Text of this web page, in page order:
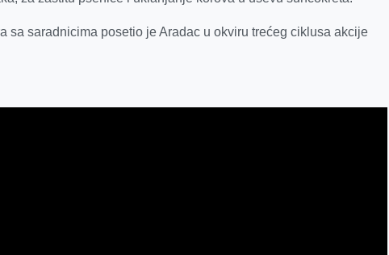
sa saradnicima posetio je Aradac u okviru trećeg ciklusa akcije